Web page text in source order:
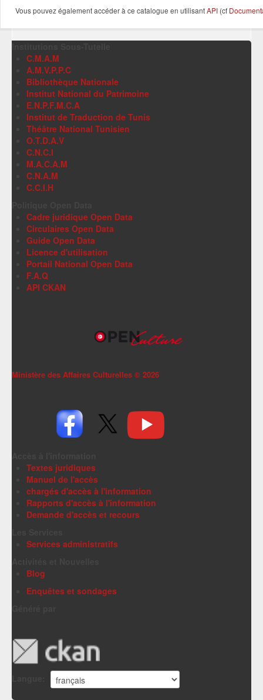
Vous pouvez également accéder à ce catalogue en utilisantAPI (cf
C.M.A.M
A.M.V.P.P.C
Bibliothèque Nationale
Institut National du Patrimoine
E.N.P.F.M.C.A
Institut de Traduction de Tunis
Théâtre National Tunisien
O.T.D.A.V
C.N.C.I
M.A.C.A.M
C.N.A.M
C.C.I.H
Cadre juridique Open Data
Circulaires Open Data
Guide Open Data
Licence d'utilisation
Portail National Open Data
F.A.Q
API CKAN
Ministère des Affaires Culturelles © 2026
Textes juridiques
Manuel de l'accès
chargés d'accès à l'information
Rapports d'accès à l'information
Demande d'accès et recours
Services administratifs
Blog
Enquêtes et sondages